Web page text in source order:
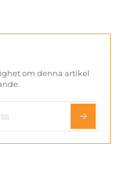
om denna artikel